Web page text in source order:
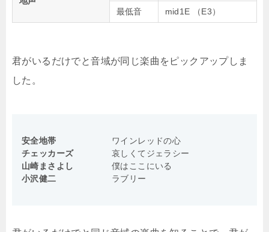
最低音
mid1E （E3）
君がいるだけでと音域が同じ楽曲をピックアップしま
した。
安全地帯
ワインレッドの心
チェッカーズ
哀しくてジェラシー
山崎まさよし
僕はここにいる
小沢健二
ラブリー